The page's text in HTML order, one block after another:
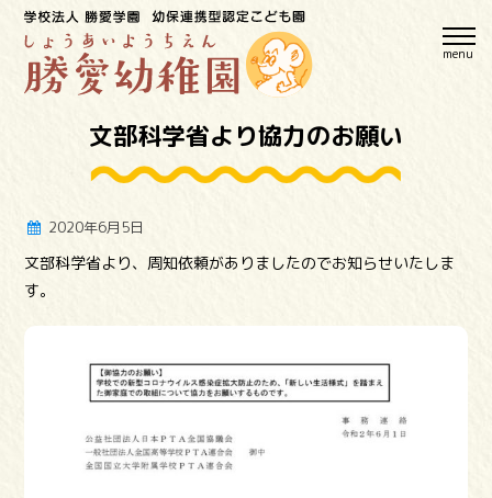
文部科学省より協力のお願い
2020年6月5日
文部科学省より、周知依頼がありましたのでお知らせいたしま
す。
menu